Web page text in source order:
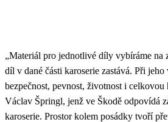
„Materiál pro jednotlivé díly vybíráme na
díl v dané části karoserie zastává. Při
bezpečnost, pevnost, životnost i
Václav Špringl, jenž ve Škodě odpovídá
karoserie. Prostor kolem posádky tvoří